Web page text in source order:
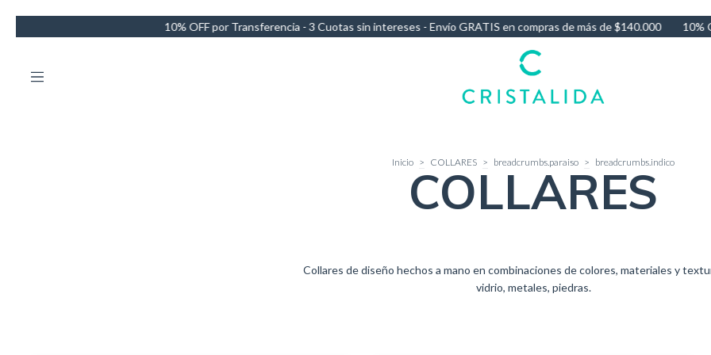
- 3 Cuotas sin intereses - Envío GRATIS en compras de más de $140.000 10% OFF por Transferencia - 3 Cuotas sin
Inicio > COLLARES > breadcrumbs.paraiso > breadcrumbs.indico
COLLARES
Collares de diseño hechos a mano en combinaciones de colores, materiales y
vidrio, metales, piedras.